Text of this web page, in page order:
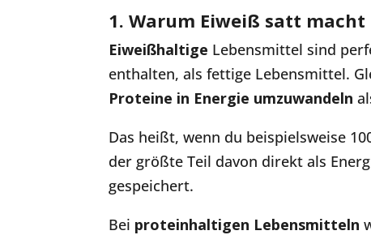
1. Warum Eiweiß satt
Eiweißhaltige Lebensmittel sind
enthalten, als fettige Lebensmittel.
Proteine in Energie umzuwandeln
Das heißt, wenn du beispielsweise
der größte Teil davon direkt als
gespeichert.
Bei proteinhaltigen Lebensmitteln